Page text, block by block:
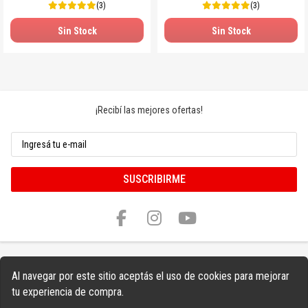
Al navegar por este sitio aceptás el uso de cookies para mejorar
tu experiencia de compra.
(3)
Sin Stock
(3)
Sin Stock
¡Recibí las mejores ofertas!
SUSCRIBIRME
Copyright © 2026 Sonnos